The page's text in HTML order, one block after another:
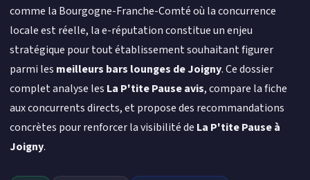
comme la Bourgogne-Franche-Comté où la concurrence
locale est réelle, la e-réputation constitue un enjeu
stratégique pour tout établissement souhaitant figurer
parmi les meilleurs bars lounges de Joigny. Ce dossier
complet analyse les La P'tite Pause avis, compare la fiche
aux concurrents directs, et propose des recommandations
concrètes pour renforcer la visibilité de La P'tite Pause à
Joigny.